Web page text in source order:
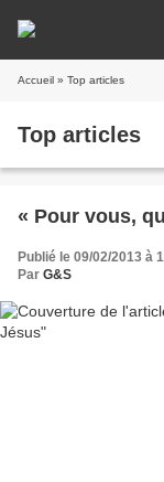
Accueil » Top articles
Top articles
« Pour vous,
Publié le 09/02/2013 à
Par G&S